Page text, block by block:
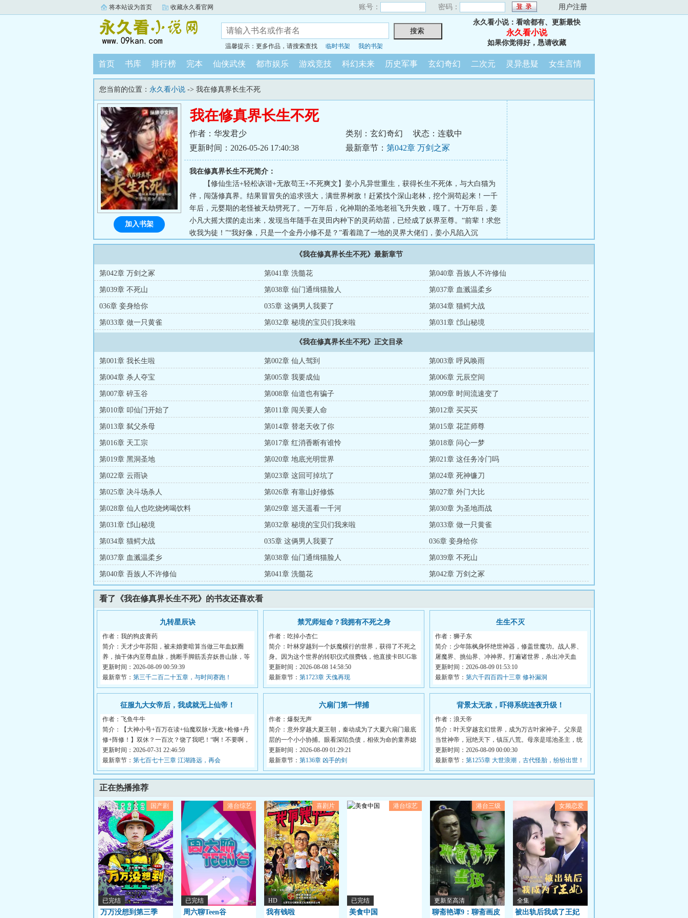
将本站设为首页 收藏永久看官网 账号： 密码： 用户注册
温馨提示：更多作品，请搜索查找 临时书架 我的书架
永久看小说：看啥都有、更新最快
永久看小说
如果你觉得好，恳请收藏
首页 书库 排行榜 完本 仙侠武侠 都市娱乐 游戏竞技 科幻未来 历史军事 玄幻奇幻 二次元 灵异悬疑 女生言情
您当前的位置： 永久看小说 -> 我在修真界长生不死
我在修真界长生不死
作者：华发君少 类别：玄幻奇幻
状态：连载中
更新时间：2026-05-26 17:40:38
最新章节： 第042章 万剑之冢
我在修真界长生不死简介：
【修仙生活+轻松诙谐+无敌苟王+不死爽文】姜小凡异世重生，获得长生不死体，与大白猫为
伴，闯荡修真界。结果冒冒失的追求强大，满世界树敌！赶紧找个深山老林，挖个洞苟起来！一千
年后，元婴期的老怪被天劫劈死了。一万年后，化神期的圣地老祖飞升失败，嘎了。十万年后，姜
小凡大摇大摆的走出来，发现当年随手在灵田内种下的灵药幼苗，已经成了妖界至尊。“前辈！求您
收我为徒！”“我好像，只是一个金丹小修不是？”看着跪了一地的灵界大佬们，姜小凡陷入沉
思：“我只是想苟活着，怎么就苟灭大道，苟成万古第一了呢？”...
加入书架
《我在修真界长生不死》最新章节
第042章 万剑之冢 第041章 洗髓花 第040章 吾族人不许修仙
第039章 不死山 第038章 仙门通缉猫脸人 第037章 血溅温柔乡
036章 妾身给你 035章 这俩男人我要了 第034章 猫鳄大战
第033章 做一只黄雀 第032章 秘境的宝贝们我来啦 第031章 邙山秘境
《我在修真界长生不死》正文目录
第001章 我长生啦 第002章 仙人驾到 第003章 呼风唤雨
第004章 杀人夺宝 第005章 我要成仙 第006章 元辰空间
第007章 碎玉谷 第008章 仙道也有骗子 第009章 时间流速变了
第010章 叩仙门开始了 第011章 闯关要人命 第012章 买买买
第013章 弑父杀母 第014章 替老天收了你 第015章 花芷师尊
第016章 天工宗 第017章 红消香断有谁怜 第018章 问心一梦
第019章 黑洞圣地 第020章 地底光明世界 第021章 这任务冷门吗
第022章 云雨诀 第023章 这回可掉坑了 第024章 死神镰刀
第025章 决斗场杀人 第026章 有靠山好修炼 第027章 外门大比
第028章 仙人也吃烧烤喝饮料 第029章 巡天遥看一千河 第030章 为圣地而战
第031章 邙山秘境 第032章 秘境的宝贝们我来啦 第033章 做一只黄雀
第034章 猫鳄大战 035章 这俩男人我要了 036章 妾身给你
第037章 血溅温柔乡 第038章 仙门通缉猫脸人 第039章 不死山
第040章 吾族人不许修仙 第041章 洗髓花 第042章 万剑之冢
看了《我在修真界长生不死》的书友还喜欢看
九转星辰诀
作者：我的狗皮膏药
简介：天才少年苏阳，被未婚妻暗算当做三年血奴圈
养，抽干体内至尊血脉，挑断手脚筋丢弃妖兽山脉，等
待死...
更新时间：2026-08-09 00:59:39
最新章节： 第三千二百二十五章，与时间赛跑！
禁咒师短命？我拥有不死之身
作者：吃掉小杏仁
简介：叶林穿越到一个妖魔横行的世界，获得了不死之
身。因为这个世界的转职仪式很费钱，他直接卡BUG靠
着...
更新时间：2026-08-08 14:58:50
最新章节： 第1723章 天傀再现
生生不灭
作者：狮子东
简介：少年陈枫身怀绝世神器，修盖世魔功。战人界、
屠魔界、挑仙界、冲神界。打遍诸世界，杀出冲天血
路，...
更新时间：2026-08-09 01:53:10
最新章节： 第六千四百四十三章 修补漏洞
征服九大女帝后，我成就无上仙帝！
作者：飞鱼牛牛
简介：【大神小号+百万在读+仙魔双脉+无敌+枪修+丹
修+阵修！】双休？一百次？饶了我吧！“啊！不要啊，
女...
更新时间：2026-07-31 22:46:59
最新章节： 第七百七十三章 江湖路远，再会
六扇门第一悍捕
作者：爆裂无声
简介：意外穿越大夏王朝，秦动成为了大夏六扇门最底
层的一个小小协捕。眼看深陷负债，相依为命的童养媳
都...
更新时间：2026-08-09 01:29:21
最新章节： 第136章 凶手的剑
背景太无敌，吓得系统连夜升级！
作者：浪天帝
简介：叶天穿越玄幻世界，成为万古叶家神子。父亲是
当世神帝，冠绝天下，镇压八荒。母亲是瑶池圣主，统
御...
更新时间：2026-08-09 00:00:30
最新章节： 第1255章 大世浪潮，古代怪胎，纷纷出世！
正在热播推荐
国产剧
已完结
万万没想到第三季
港台综艺
已完结
周六聊Teen谷
喜剧片
HD
我有钱啦
港台综艺
已完结
美食中国
港台三级
更新至高清
聊斋艳谭9：聊斋画皮
女频恋爱
全集
被出轨后我成了王妃